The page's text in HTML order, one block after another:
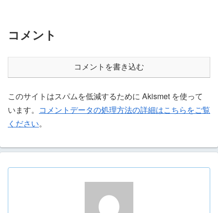
コメント
コメントを書き込む
このサイトはスパムを低減するために Akismet を使って
います。 コメントデータの処理方法の詳細はこちらをご覧
ください。